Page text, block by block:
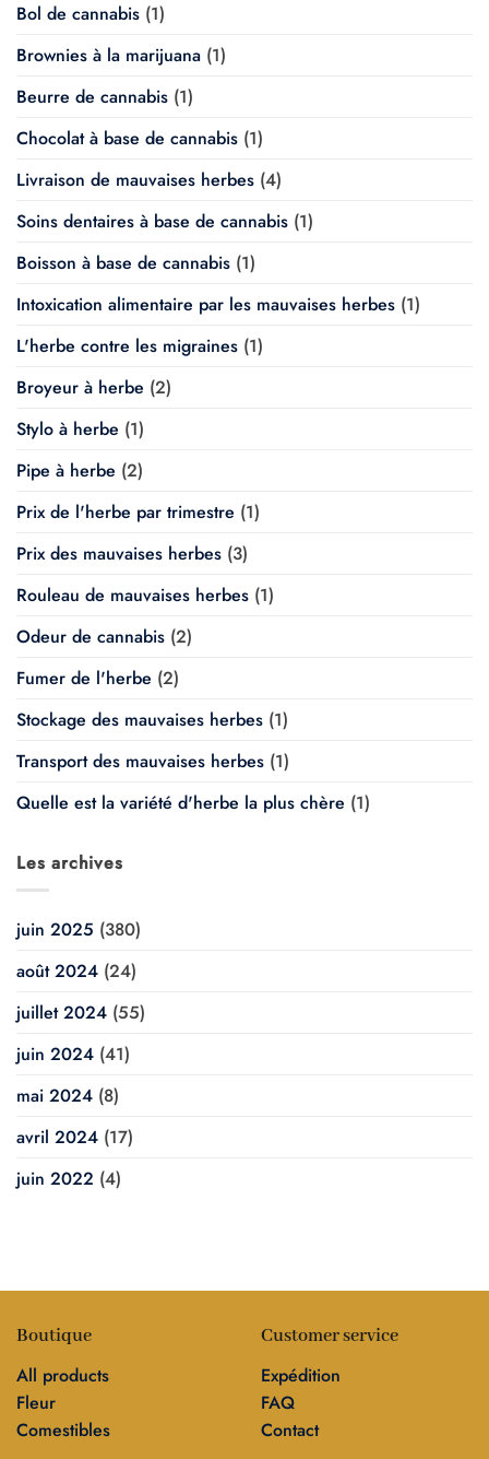
Bol de cannabis (1)
Brownies à la marijuana (1)
Beurre de cannabis (1)
Chocolat à base de cannabis (1)
Livraison de mauvaises herbes (4)
Soins dentaires à base de cannabis (1)
Boisson à base de cannabis (1)
Intoxication alimentaire par les mauvaises herbes (1)
L'herbe contre les migraines (1)
Broyeur à herbe (2)
Stylo à herbe (1)
Pipe à herbe (2)
Prix de l'herbe par trimestre (1)
Prix des mauvaises herbes (3)
Rouleau de mauvaises herbes (1)
Odeur de cannabis (2)
Fumer de l'herbe (2)
Stockage des mauvaises herbes (1)
Transport des mauvaises herbes (1)
Quelle est la variété d'herbe la plus chère (1)
Les archives
juin 2025 (380)
août 2024 (24)
juillet 2024 (55)
juin 2024 (41)
mai 2024 (8)
avril 2024 (17)
juin 2022 (4)
Boutique
All products
Fleur
Comestibles
Customer service
Expédition
FAQ
Contact